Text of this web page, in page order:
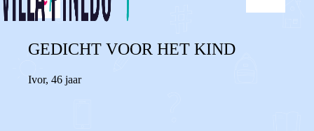
GEDICHT VOOR HET KIND
Ivor, 46 jaar